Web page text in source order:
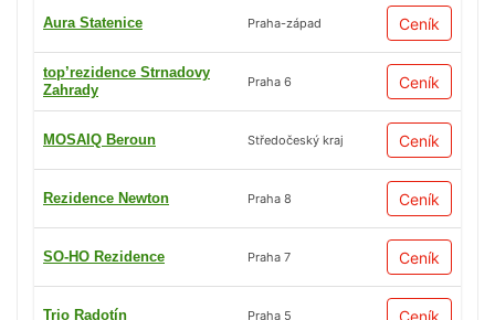
Aura Statenice Praha-západ Ceník
top’rezidence Strnadovy
Zahrady
Praha 6 Ceník
MOSAIQ Beroun Středočeský kraj Ceník
Rezidence Newton Praha 8 Ceník
SO-HO Rezidence Praha 7 Ceník
Trio Radotín Praha 5